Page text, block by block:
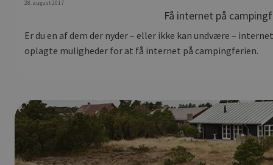
28. august 2017
Få internet på
Er du en af dem der nyder – eller ikke kan undvære –
oplagte muligheder for at få internet på campingferien.